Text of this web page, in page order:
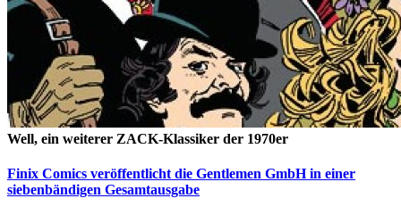
Well, ein weiterer ZACK-Klassiker der 1970er
Finix Comics veröffentlicht die Gentlemen GmbH in einer
siebenbändigen Gesamtausgabe